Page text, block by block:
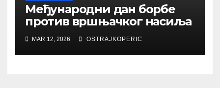
Међународни дан борбе
против вршњачког насиља
MAR 12, 2026 OSTRAJKOPERIC